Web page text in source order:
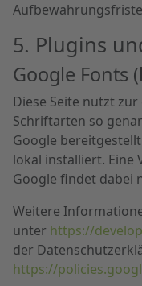
5. Plugins
Google Fonts
Diese Seite nutzt
Schriftarten so
Google
lokal installiert. Eine
Google findet dabei
Weitere
unter https://
der
https://